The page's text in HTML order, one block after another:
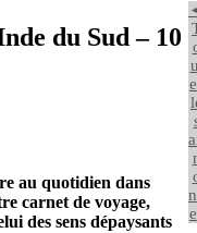
du Sud – 10
au quotidien dans
carnet de voyage,
des sens dépaysants